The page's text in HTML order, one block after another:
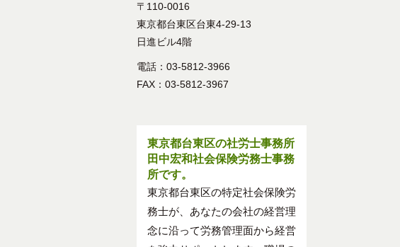
〒110-0016
東京都台東区台東4-29-13
日進ビル4階
電話：03-5812-3966
FAX：03-5812-3967
東京都台東区の社労士事務所
田中宏和社会保険労務士事務
所です。
東京都台東区の特定社会保険労
務士が、あなたの会社の経営理
念に沿って労務管理面から経営